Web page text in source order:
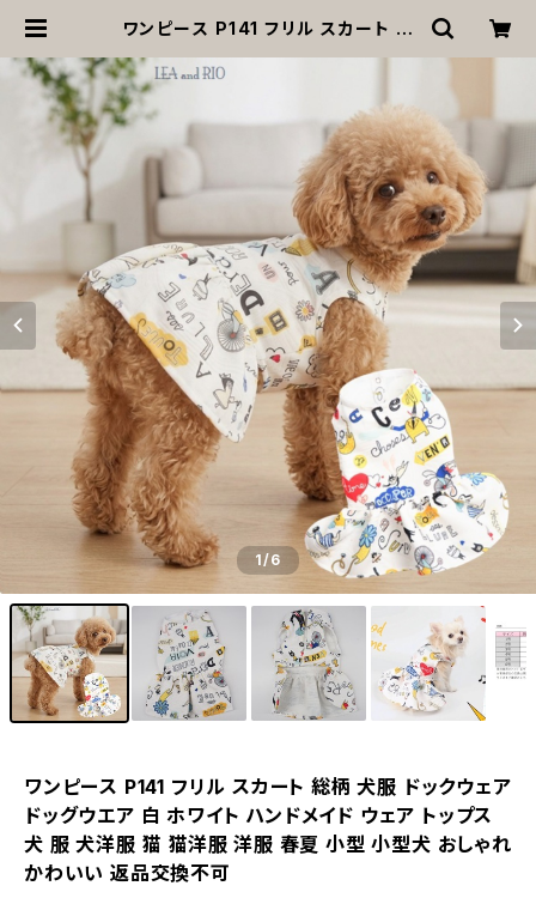
ワンピース P141 フリル スカート 総
ホワイト ハンドメイド ウェア トップス
犬 服 犬洋服 猫 猫洋服 洋服 春夏 小
型 小型犬 おしゃれ かわいい 返品交
換不可 | MOANA
1/6
ワンピース P141 フリル スカート 総柄 犬服 ドックウェア
ドッグウエア 白 ホワイト ハンドメイド ウェア トップス
犬 服 犬洋服 猫 猫洋服 洋服 春夏 小型 小型犬 おしゃれ
かわいい 返品交換不可